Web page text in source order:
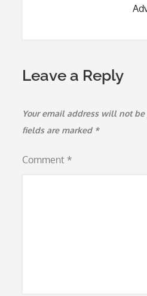
Leave a Reply
Your email address will not
fields are marked *
Comment *